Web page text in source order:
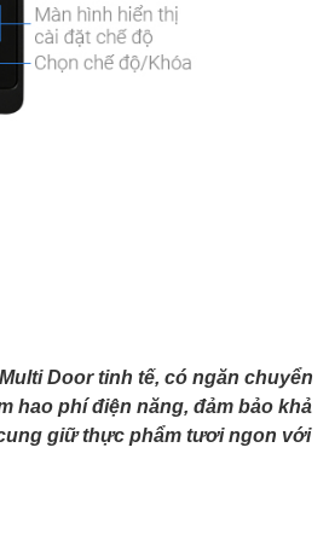
Door tinh tế, có ngăn chuyển
hao phí điện năng, đảm bảo khả
giữ thực phẩm tươi ngon với